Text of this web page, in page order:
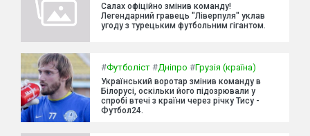
Салах офіційно змінив команду!
Легендарний гравець "Ліверпуля" уклав
угоду з турецьким футбольним гігантом.
#Футболіст #Дніпро #Грузія (країна)
Український воротар змінив команду в
Білорусі, оскільки його підозрювали у
спробі втечі з країни через річку Тису -
Футбол24.